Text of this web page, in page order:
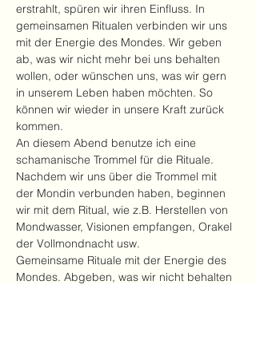
erstrahlt, spüren wir ihren Einfluss. In
gemeinsamen Ritualen verbinden wir uns
mit der Energie des Mondes. Wir geben
ab, was wir nicht mehr bei uns behalten
wollen, oder wünschen uns, was wir gern
in unserem Leben haben möchten. So
können wir wieder in unsere Kraft zurück
kommen.
An diesem Abend benutze ich eine
schamanische Trommel für die Rituale.
Nachdem wir uns über die Trommel mit
der Mondin verbunden haben, beginnen
wir mit dem Ritual, wie z.B. Herstellen von
Mondwasser, Visionen empfangen, Orakel
der Vollmondnacht usw.
Gemeinsame Rituale mit der Energie des
Mondes. Abgeben, was wir nicht behalten